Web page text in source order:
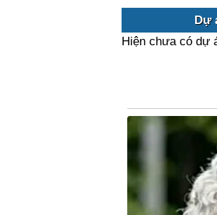
Dự
Hiện chưa có dự